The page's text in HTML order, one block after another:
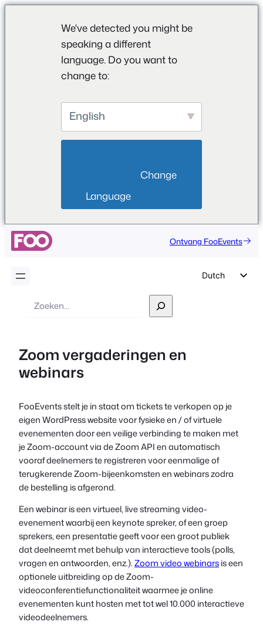
We've detected you might be
speaking a different
language. Do you want to
change to:
English
Language
Ontvang FooEvents
Dutch
Polish
Czech
Greek
Zoek
Zoom vergaderingen en
webinars
FooEvents stelt je in staat om tickets te verkopen op je
eigen WordPress website voor fysieke en / of virtuele
evenementen door een veilige verbinding te maken met
je Zoom-account via de Zoom API en automatisch
vooraf deelnemers te registreren voor eenmalige of
terugkerende Zoom-bijeenkomsten en webinars zodra
de bestelling is afgerond.
Een webinar is een virtueel, live streaming video-
evenement waarbij een keynote spreker, of een groep
sprekers, een presentatie geeft voor een groot publiek
dat deelneemt met behulp van interactieve tools (polls,
vragen en antwoorden, enz.).Zoom video webinarsis een
optionele uitbreiding op de Zoom-
videoconferentiefunctionaliteit waarmee je online
evenementen kunt hosten met tot wel 10.000 interactieve
videodeelnemers.